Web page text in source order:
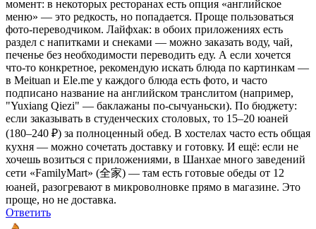
момент: в некоторых ресторанах есть опция «английское
меню» — это редкость, но попадается. Проще пользоваться
фото-переводчиком. Лайфхак: в обоих приложениях есть
раздел с напитками и снеками — можно заказать воду, чай,
печенье без необходимости переводить еду. А если хочется
что-то конкретное, рекомендую искать блюда по картинкам —
в Meituan и Ele.me у каждого блюда есть фото, и часто
подписано название на английском транслитом (например,
"Yuxiang Qiezi" — баклажаны по-сычуаньски). По бюджету:
если заказывать в студенческих столовых, то 15–20 юаней
(180–240 ₽) за полноценный обед. В хостелах часто есть общая
кухня — можно сочетать доставку и готовку. И ещё: если не
хочешь возиться с приложениями, в Шанхае много заведений
сети «FamilyMart» (全家) — там есть готовые обеды от 12
юаней, разогревают в микроволновке прямо в магазине. Это
проще, но не доставка.
Ответить